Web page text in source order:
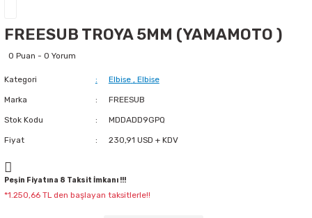
FREESUB TROYA 5MM (YAMAMOTO )
0 Puan - 0 Yorum
Kategori Elbise , Elbise
Marka FREESUB
Stok Kodu MDDADD9GPQ
Fiyat 230,91 USD + KDV
Peşin Fiyatına 8 Taksit İmkanı !!!
*1.250,66 TL den başlayan taksitlerle!!